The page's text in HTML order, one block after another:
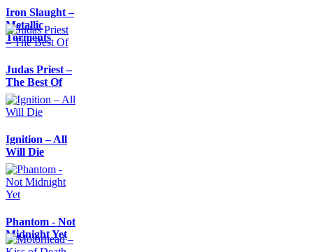
Iron Slaught –
Metallic
Torments
Judas Priest –
The Best Of
Ignition – All
Will Die
Phantom - Not
Midnight Yet